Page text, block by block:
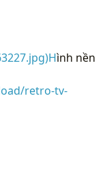
ình nền
retro-tv-